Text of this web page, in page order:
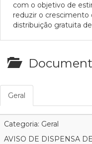
com o objetivo de
reduzir o crescimento
distribuição gratuita
Geral
Categoria: Geral
AVISO DE DISPENSA